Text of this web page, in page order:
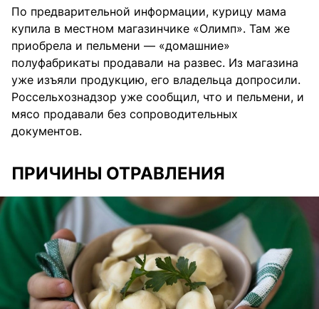
По предварительной информации, курицу мама
купила в местном магазинчике «Олимп». Там же
приобрела и пельмени — «домашние»
полуфабрикаты продавали на развес. Из магазина
уже изъяли продукцию, его владельца допросили.
Россельхознадзор уже сообщил, что и пельмени, и
мясо продавали без сопроводительных
документов.
ПРИЧИНЫ ОТРАВЛЕНИЯ